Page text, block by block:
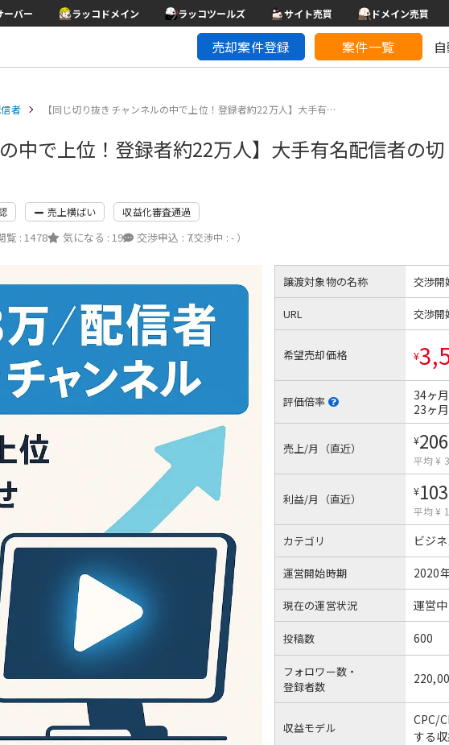
ーバー ラッコドメイン ラッコツールズ サイト売買 ドメイン売買
売却案件登録 案件一覧
者 【同じ切り抜きチャンネルの中で上位！登録者約22万人】大手有…
中で上位！登録者約22万人】大手有名配信者の
売上横ばい 収益化審査通過
覧 :1478 気になる : 19 交渉申込 : 7
（交渉中 : - ）
譲渡対象物の名称 交渉開
URL 交渉開
希望売却価格 ¥
評価倍率 34ヶ月
23ヶ月
売上/月（直近）
¥
平均 ¥
利益/月（直近）
¥
平均 ¥
カテゴリ ビジ
運営開始時期 2020
現在の運営状況 運営中
投稿数 600
フォロワー数・
登録者数
収益モデル
CPC/
する